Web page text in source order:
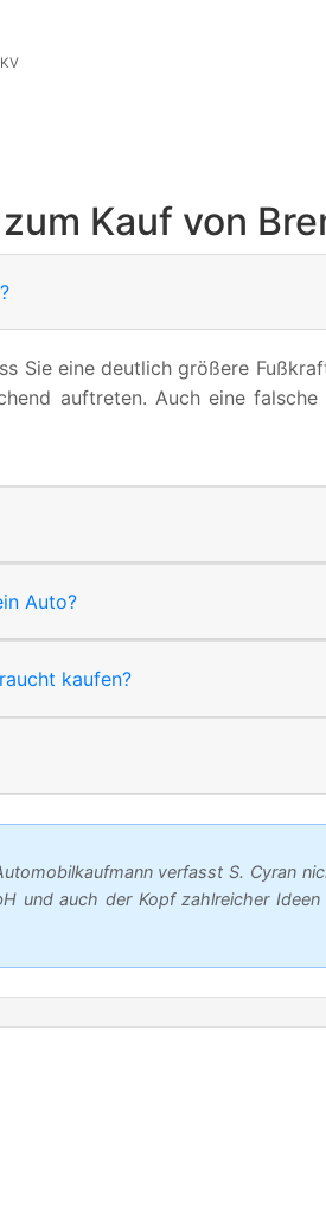
Kauf von
Sie eine deutlich größere
auftreten. Auch eine
Auto?
kaufen?
verfasst S. Cyran
und auch der Kopf zahlreicher